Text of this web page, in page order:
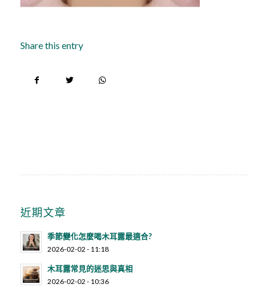
Share this entry
近期文章
季節變化怎麼喝木耳露最適合?
2026-02-02 - 11:18
木耳露常見的迷思與真相
2026-02-02 - 10:36